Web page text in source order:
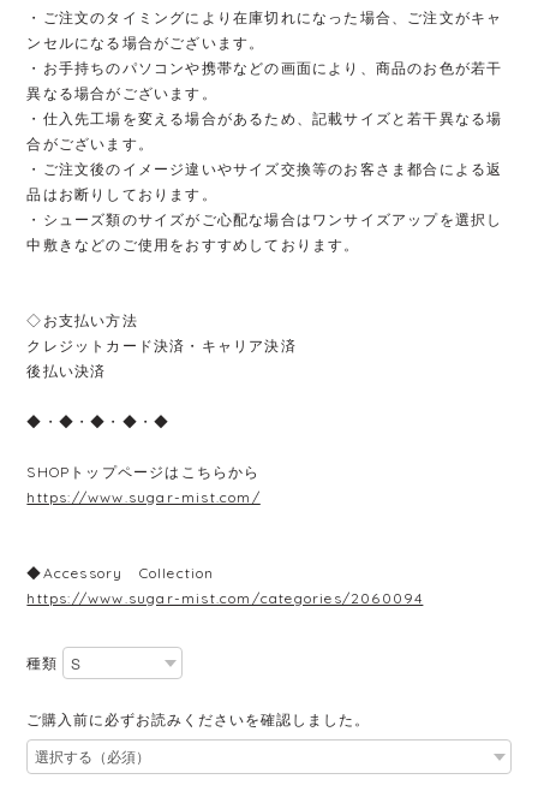
・ご注文のタイミングにより在庫切れになった場合、ご注文がキャ
ンセルになる場合がございます。
・お手持ちのパソコンや携帯などの画面により、商品のお色が若干
異なる場合がございます。
・仕入先工場を変える場合があるため、記載サイズと若干異なる場
合がございます。
・ご注文後のイメージ違いやサイズ交換等のお客さま都合による返
品はお断りしております。
・シューズ類のサイズがご心配な場合はワンサイズアップを選択し
中敷きなどのご使用をおすすめしております。
◇お支払い方法
クレジットカード決済・キャリア決済
後払い決済
◆・◆・◆・◆・◆
SHOPトップページはこちらから
https://www.sugar-mist.com/
◆Accessory Collection
https://www.sugar-mist.com/categories/2060094
種類
ご購入前に必ずお読みくださいを確認しました。